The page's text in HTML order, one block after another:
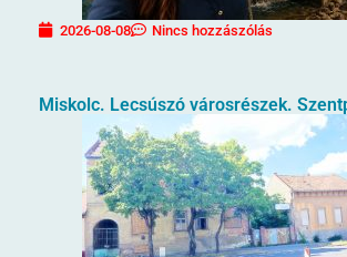
2026-08-08 Nincs hozzászólás
Miskolc. Lecsúszó városrészek.